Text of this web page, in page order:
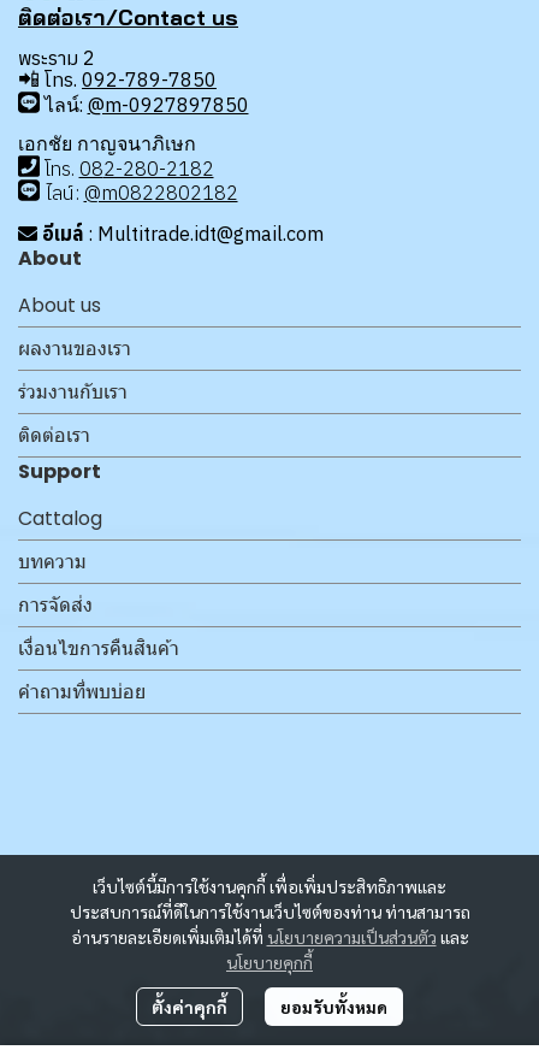
เว็บไซต์นี้มีการใช้งานคุกกี้ เพื่อเพิ่มประสิทธิภาพและ
ประสบการณ์ที่ดีในการใช้งานเว็บไซต์ของท่าน ท่านสามารถ
อ่านรายละเอียดเพิ่มเติมได้ที่ นโยบายความเป็นส่วนตัว และ
นโยบายคุกกี้
ตั้งค่าคุกกี้ ยอมรับทั้งหมด
ติดต่อเรา/Contact us
พระราม 2
📲 โทร. 092-789-7850
ไลน์: @m-0927897850
เอกชัย กาญจนาภิเษก
โทร. 082-280-2182
ไลน์: @m0822802182
อีเมล์ : Multitrade.idt@gmail.com
About
About us
ผลงานของเรา
ร่วมงานกับเรา
ติดต่อเรา
Support
Cattalog
บทความ
การจัดส่ง
เงื่อนไขการคืนสินค้า
คำถามที่พบบ่อย